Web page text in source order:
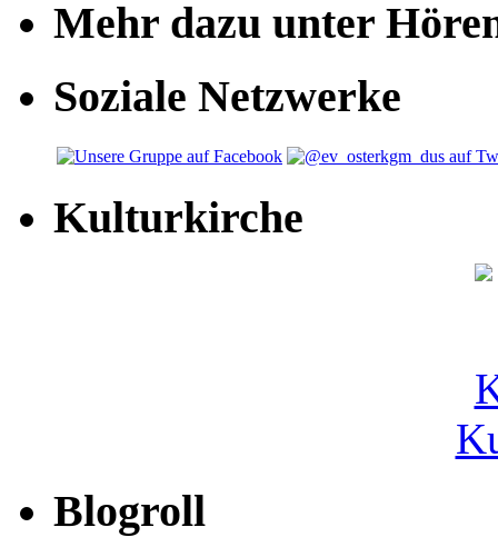
Mehr dazu unter
Soziale Netzwerke
Kulturkirche
Blogroll